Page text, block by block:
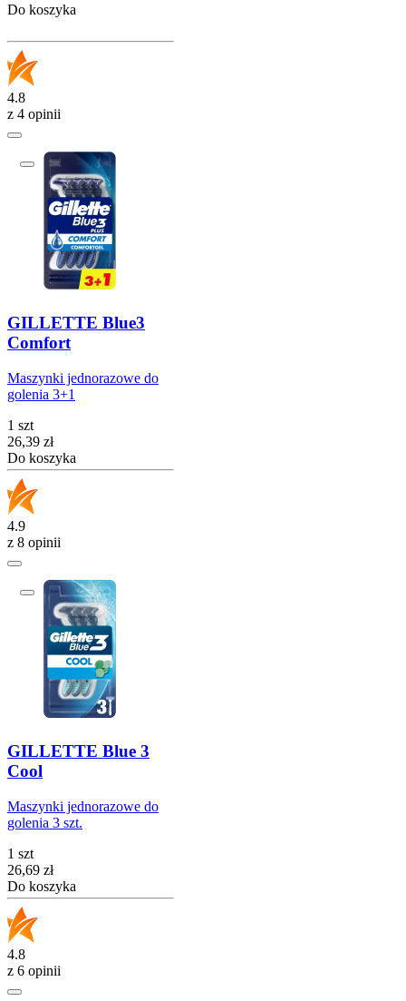
Do koszyka
4.8
z 4 opinii
GILLETTE Blue3
Comfort
Maszynki jednorazowe do
golenia 3+1
1 szt
Cena
26,39 zł
Do koszyka
4.9
z 8 opinii
GILLETTE Blue 3
Cool
Maszynki jednorazowe do
golenia 3 szt.
1 szt
Cena
26,69 zł
Do koszyka
4.8
z 6 opinii